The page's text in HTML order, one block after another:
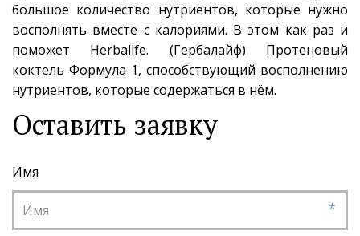
большое количество нутриентов, которые нужно
восполнять вместе с калориями. В этом как раз и
поможет Herbalife. (Гербалайф) Протеновый
коктель Формула 1, способствующий восполнению
нутриентов, которые содержаться в нём.
Оставить заявку
Имя
*